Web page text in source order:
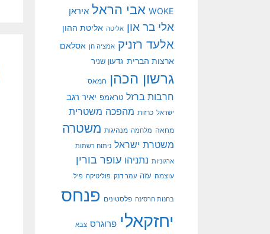
WOKE אבי הראל איראן
אלי בר און אליטה אליטת ההון
אלעד רזניק אמציה חן אסלאם
ארצות הברית גדעון שניר
גרשון הכהן חמאס
חרבות ברזל טראמפ יאיר רגב
ישראל כרזות מהפכה משטרית
מחאה מלחמה מנהיגות משטרה
משטרת ישראל ניתוח רשתות
ארגוניות נתניהו עופר בורין
עוצמה עזה עמר דנק פוליטיקה פיל
בחנות חרסינה פלסטינים פנחס
יחזקאלי פרוגרס צבא